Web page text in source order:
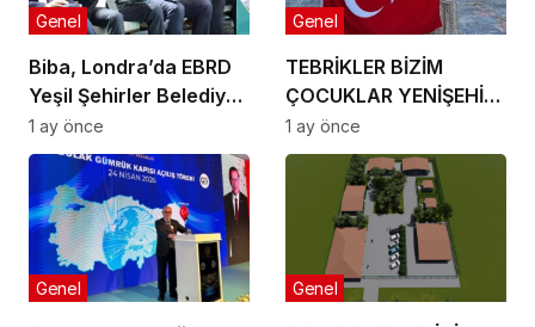
Biba, Londra’da EBRD
Yeşil Şehirler Belediye
Başkanları
Toplantısı’na katıldı
Genel
1 ay önce
TEBRİKLER BİZİM
ÇOCUKLAR YENİŞEHİR’İ
MAKEDONYA’DA
GURURLA TEMSİL
ETTİLER
Genel
1 ay önce
Genel Genel